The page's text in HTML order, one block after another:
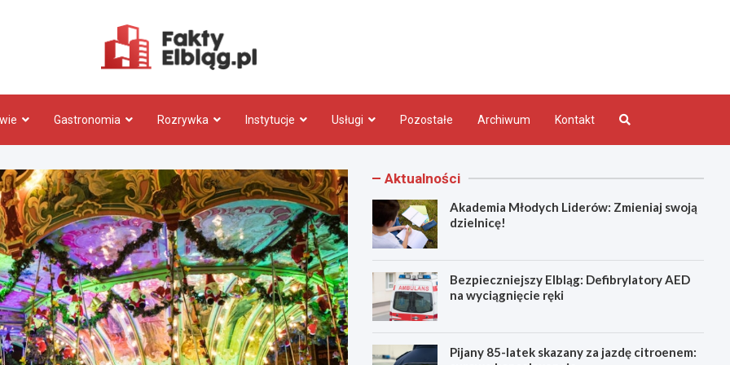
Gastronomia Rozrywka Instytucje Usługi Pozostałe Archiwum Kontakt
Aktualności
Akademia Młodych Liderów: Zmieniaj swoją
dzielnicę!
Bezpieczniejszy Elbląg: Defibrylatory AED
na wyciągnięcie ręki
Pijany 85-latek skazany za jazdę citroenem: